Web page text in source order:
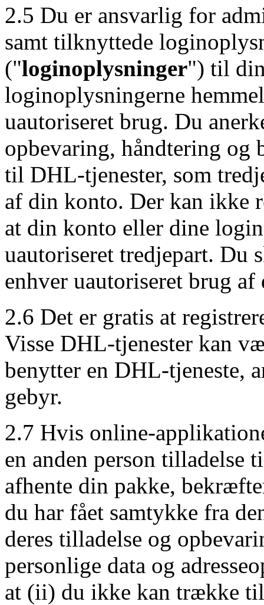
2.5 Du er ansvarlig for
samt tilknyttede
("loginoplysninger") til
loginoplysningerne
uautoriseret brug. Du
opbevaring, håndtering
til DHL-tjenester, som
af din konto. Der kan ikke
at din konto eller dine
uautoriseret tredjepart. Du
enhver uautoriseret brug
2.6 Det er gratis at
Visse DHL-tjenester kan
benytter en DHL-tjeneste,
gebyr.
2.7 Hvis online-
en anden person tilladelse
afhente din pakke,
du har fået samtykke fra
deres tilladelse og
personlige data og
at (ii) du ikke kan trække